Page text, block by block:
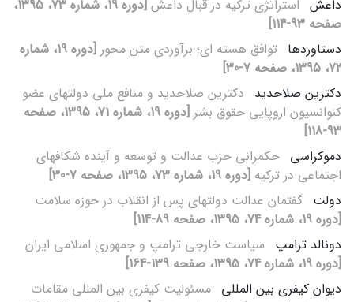
داعش استراتژی ترکیه در قبال داعش
[دوره 19، شماره 73، 1395،
صفحه 93-114]
دستاوردها توافق هسته‏ ای؛ برآوردی متن‏ محور
[دوره 19، شماره
72، 1395، صفحه 7-30]
دکترین صلاحدید دکترین صلاحدید و منافع ملی دولت‏های عضو
کنوانسیون اروپایی حقوق بشر
[دوره 19، شماره 71، 1395، صفحه
93-118]
دموکراسی حکم‏رانی حزب عدالت و توسعه و آینده شکاف‏های
اجتماعی در ترکیه [دوره 19، شماره 73، 1395، صفحه 7-30]
دولت گفتمان عدالت دولت‏های پس از انقلاب در حوزه سلامت
[دوره 19، شماره 74، 1395، صفحه 89-114]
دونالد ترامپ سیاست خارجی ترامپ و جمهوری اسلامی ایران
[دوره 19، شماره 74، 1395، صفحه 139-164]
دیوان کیفری بین‏ المللی مسئولیت کیفری بین‏ المللی مقامات